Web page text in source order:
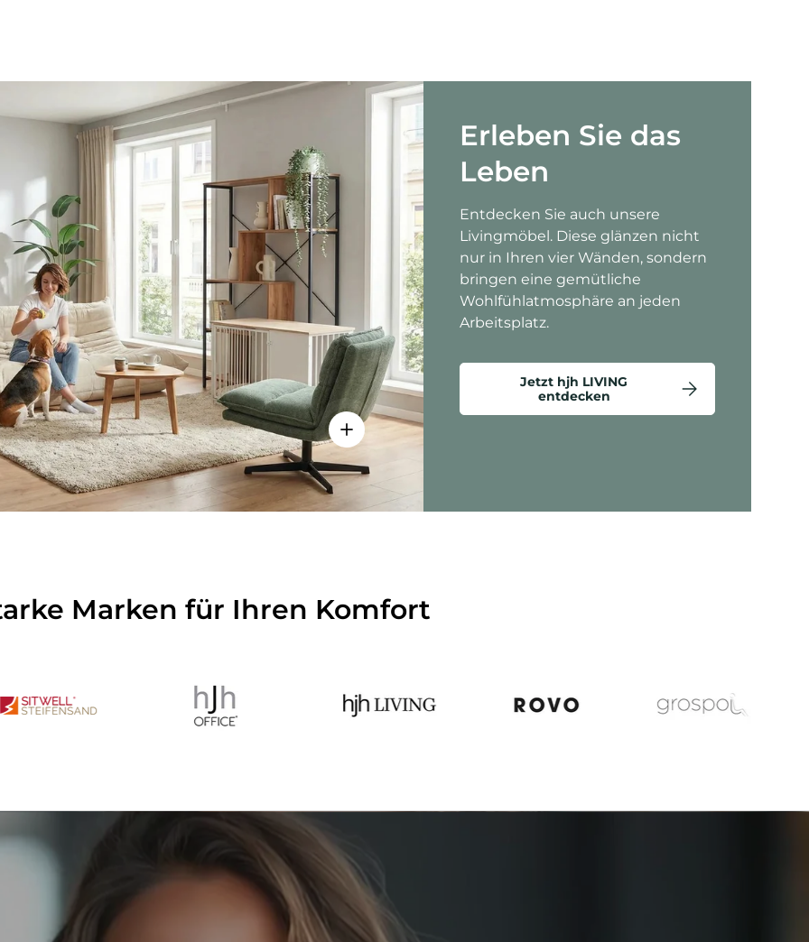
Einzelheiten anzeigen - Criss-Cross 20 - Loungesessel
- AMIO H - Büroschrank
anzeigen - Sitzolo 2 - Loungesessel
Erleben Sie das
Leben
Entdecken Sie auch unsere
Livingmöbel. Diese glänzen nicht
nur in Ihren vier Wänden, sondern
bringen eine gemütliche
Wohlfühlatmosphäre an jeden
Arbeitsplatz.
Jetzt hjh LIVING
entdecken
Marken für Ihren Komfort